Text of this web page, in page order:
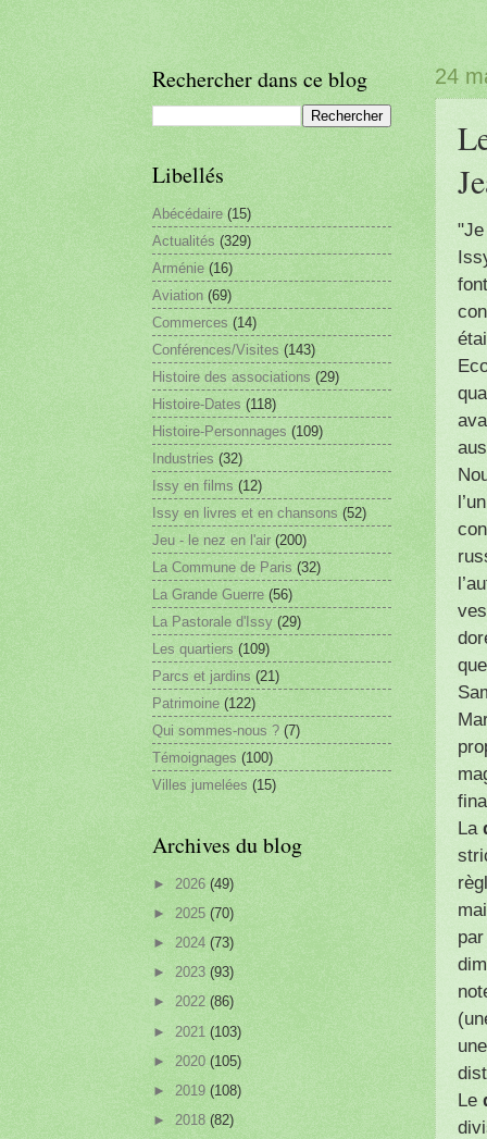
24
La
Le
Rechercher dans ce blog
Libellés
Abécédaire (15)
Actualités (329)
Arménie (16)
Aviation (69)
Commerces (14)
Conférences/Visites (143)
Histoire des associations (29)
Histoire-Dates (118)
Histoire-Personnages (109)
Industries (32)
Issy en films (12)
Issy en livres et en chansons (52)
Jeu - le nez en l'air (200)
La Commune de Paris (32)
La Grande Guerre (56)
La Pastorale d'Issy (29)
Les quartiers (109)
Parcs et jardins (21)
Patrimoine (122)
Qui sommes-nous ? (7)
Témoignages (100)
Villes jumelées (15)
Archives du blog
► 2026 (49)
► 2025 (70)
► 2024 (73)
► 2023 (93)
► 2022 (86)
► 2021 (103)
► 2020 (105)
► 2019 (108)
► 2018 (82)